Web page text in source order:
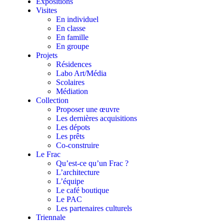
Visites
En individuel
En classe
En famille
En groupe
Projets
Résidences
Labo Art/Média
Scolaires
Médiation
Collection
Proposer une œuvre
Les dernières acquisitions
Les dépots
Les prêts
Co-construire
Le Frac
Qu’est-ce qu’un Frac ?
L’architecture
L’équipe
Le café boutique
Le PAC
Les partenaires culturels
Triennale